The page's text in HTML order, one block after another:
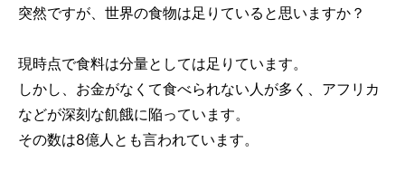
突然ですが、世界の食物は足りていると思いますか？
現時点で食料は分量としては足りています。
しかし、お金がなくて食べられない人が多く、アフリカ
などが深刻な飢餓に陥っています。
その数は8億人とも言われています。